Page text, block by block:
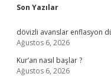
Sidebar
Son Yazılar
dövizli avanslar enflasyon
Ağustos 6, 2026
Kur’an nasıl başlar ?
Ağustos 6, 2026